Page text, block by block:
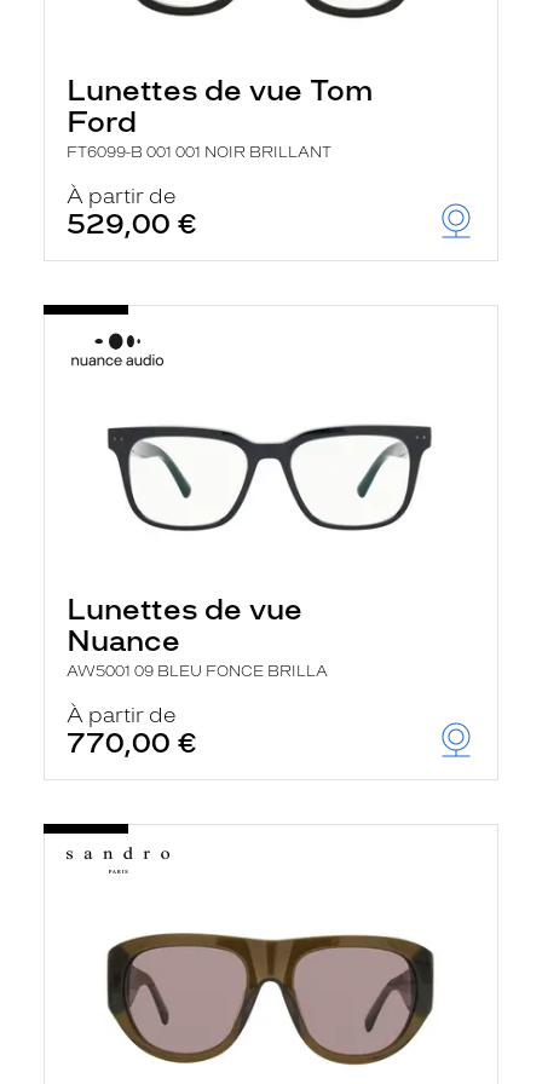
Lunettes de vue Tom
Ford
FT6099-B 001 001 NOIR BRILLANT
À partir de
529,00 €
Lunettes de vue
Nuance
AW5001 09 BLEU FONCE BRILLA
À partir de
770,00 €